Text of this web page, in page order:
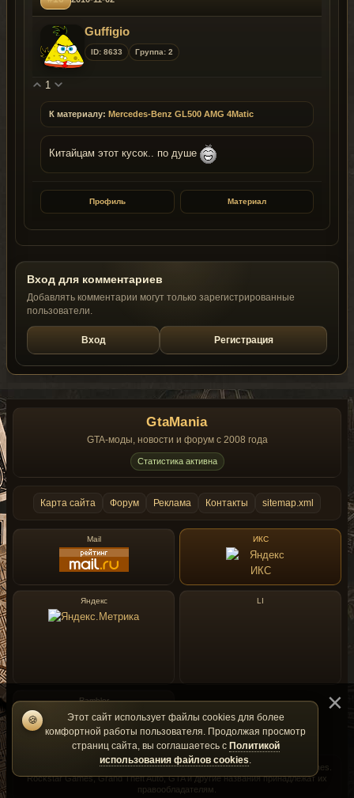
Guffigio
ID: 8633 Группа: 2
1
К материалу: Mercedes-Benz GL500 AMG 4Matic
Китайцам этот кусок.. по душе
Профиль Материал
Вход для комментариев
Добавлять комментарии могут только зарегистрированные
пользователи.
Вход Регистрация
GtaMania
GTA-моды, новости и форум с 2008 года
Статистика активна
Карта сайта Форум Реклама Контакты sitemap.xml
Mail ИКС
Яндекс LI
Rambler
GtaMania — фан-сайт и не является официальным сайтом Rockstar Games.
Rockstar Games, Grand Theft Auto, GTA и другие названия принадлежат их
правообладателям.
🍪
Этот сайт использует файлы cookies для более
комфортной работы пользователя. Продолжая просмотр
страниц сайта, вы соглашаетесь с Политикой
использования файлов cookies.